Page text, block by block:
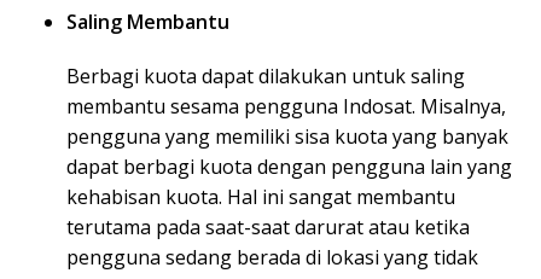
Saling Membantu
Berbagi kuota dapat dilakukan untuk saling
membantu sesama pengguna Indosat. Misalnya,
pengguna yang memiliki sisa kuota yang banyak
dapat berbagi kuota dengan pengguna lain yang
kehabisan kuota. Hal ini sangat membantu
terutama pada saat-saat darurat atau ketika
pengguna sedang berada di lokasi yang tidak